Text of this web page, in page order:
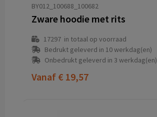
BY012_100688_100682
Zware hoodie met rits
17297in totaal op voorraad
Bedrukt geleverd in 10 werkdag(en)
Onbedrukt geleverd in 3 werkdag(en)
Vanaf € 19,57